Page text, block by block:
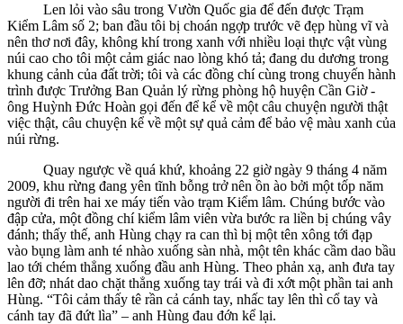
Len lỏi vào sâu trong Vườn Quốc gia để đến được Trạm
Kiểm Lâm số 2; ban đầu tôi bị choán ngợp trước vẽ đẹp hùng vĩ và
nên thơ nơi đây, không khí trong xanh với nhiều loại thực vật vùng
núi cao cho tôi một cảm giác nao lòng khó tả; đang du dương trong
khung cảnh của đất trời; tôi và các đồng chí cùng trong chuyến hành
trình được Trưởng Ban Quản lý rừng phòng hộ huyện Cần Giờ -
ông Huỳnh Đức Hoàn gọi đến để kể về một câu chuyện người thật
việc thật, câu chuyện kể về một sự quả cảm để bảo vệ màu xanh của
núi rừng.
Quay ngược về quá khứ, khoảng 22 giờ ngày 9 tháng 4 năm
2009, khu rừng đang yên tĩnh bỗng trở nên ồn ào bởi một tốp năm
người đi trên hai xe máy tiến vào trạm Kiểm lâm. Chúng bước vào
đập cửa, một đồng chí kiểm lâm viên vừa bước ra liền bị chúng vây
đánh; thấy thế, anh Hùng chạy ra can thì bị một tên xông tới đạp
vào bụng làm anh té nhào xuống sàn nhà, một tên khác cầm dao bầu
lao tới chém thẳng xuống đầu anh Hùng. Theo phản xạ, anh đưa tay
lên đỡ; nhát dao chặt thẳng xuống tay trái và đi xớt một phần tai anh
Hùng. “Tôi cảm thấy tê rần cả cánh tay, nhấc tay lên thì cổ tay và
cánh tay đã đứt lìa” – anh Hùng đau đớn kể lại.